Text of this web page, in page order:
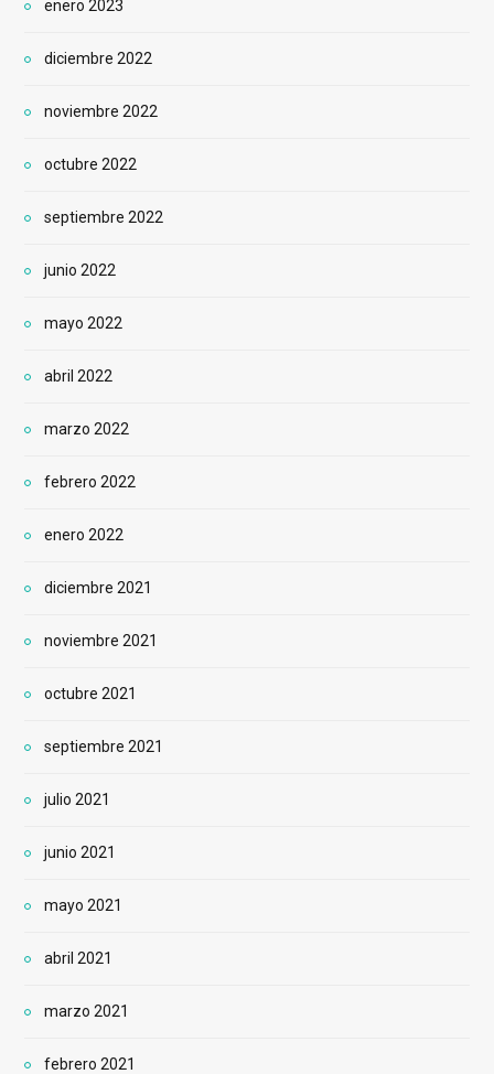
enero 2023
diciembre 2022
noviembre 2022
octubre 2022
septiembre 2022
junio 2022
mayo 2022
abril 2022
marzo 2022
febrero 2022
enero 2022
diciembre 2021
noviembre 2021
octubre 2021
septiembre 2021
julio 2021
junio 2021
mayo 2021
abril 2021
marzo 2021
febrero 2021